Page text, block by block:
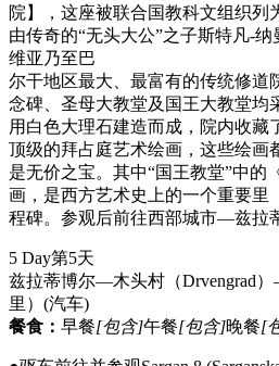
院】，这座被联合国教科文组织列
由传奇的“无头大公”之子斯特凡-
维亚乃至巴
尔干地区最大、最富有的传统修道
念碑、圣母大教堂及国王大教堂均
用白色大理石建造而成，院内收藏
顶级的拜占庭艺术绘画，这些绘画
是无价之宝。其中“国王教堂”中的
画，是西方艺术史上的一个重要里
程碑。参观后前往西部城市—兹拉
5 Day第5天
兹拉蒂博尔—木头村（Drvengrad
里） (汽车)
餐食： 早餐[包含]午餐[包含]晚餐[